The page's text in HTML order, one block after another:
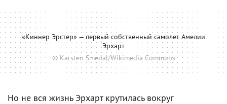
«Киннер Эрстер» — первый собственный самолет Амелии
Эрхарт
© Karsten Smedal/Wikimedia Commons
Но не вся жизнь Эрхарт крутилась вокруг